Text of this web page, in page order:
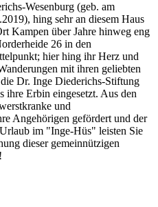
Wesenburg (geb. am
hing sehr an diesem Haus
Kampen über Jahre hinweg eng
26 in den
hier hing ihr Herz und
mit ihren geliebten
Dr. Inge Diederichs-Stiftung
ihre Erbin eingesetzt. Aus den
und
Angehörigen gefördert und der
im "Inge-Hüs" leisten Sie
dieser gemeinnützigen